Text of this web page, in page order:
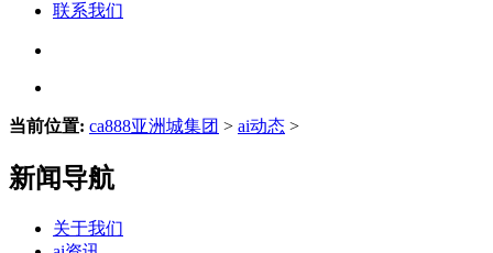
联系我们
当前位置: ca888亚洲城集团 > ai动态 >
新闻导航
关于我们